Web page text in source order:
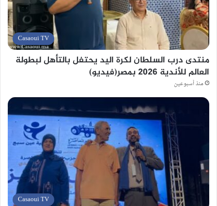
Casaoui TV
منتدى درب السلطان لكرة اليد يحتفل بالتأهل لبطولة
العالم للأندية 2026 بمصر(فيديو)
منذ أسبوعين
Casaoui TV